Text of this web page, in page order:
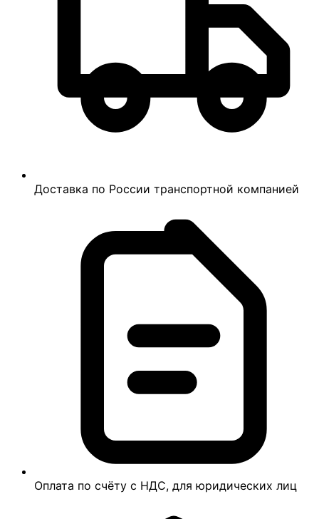
Доставка по России транспортной компанией
Оплата по счёту с НДС, для юридических лиц